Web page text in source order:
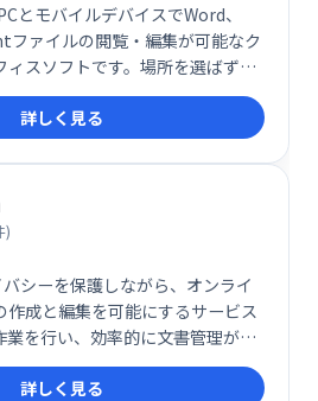
とモバイルデバイスでWord、
ァイルの閲覧・編集が可能なク
ィスソフトです。場所を選ばず
も文書作成や編集作業が行えま
高い互換性を備え、ビジネスシー
詳しく見る
)
シーを保護しながら、オンライ
作成と編集を可能にするサービス
業を行い、効率的に文書管理がで
詳しく見る